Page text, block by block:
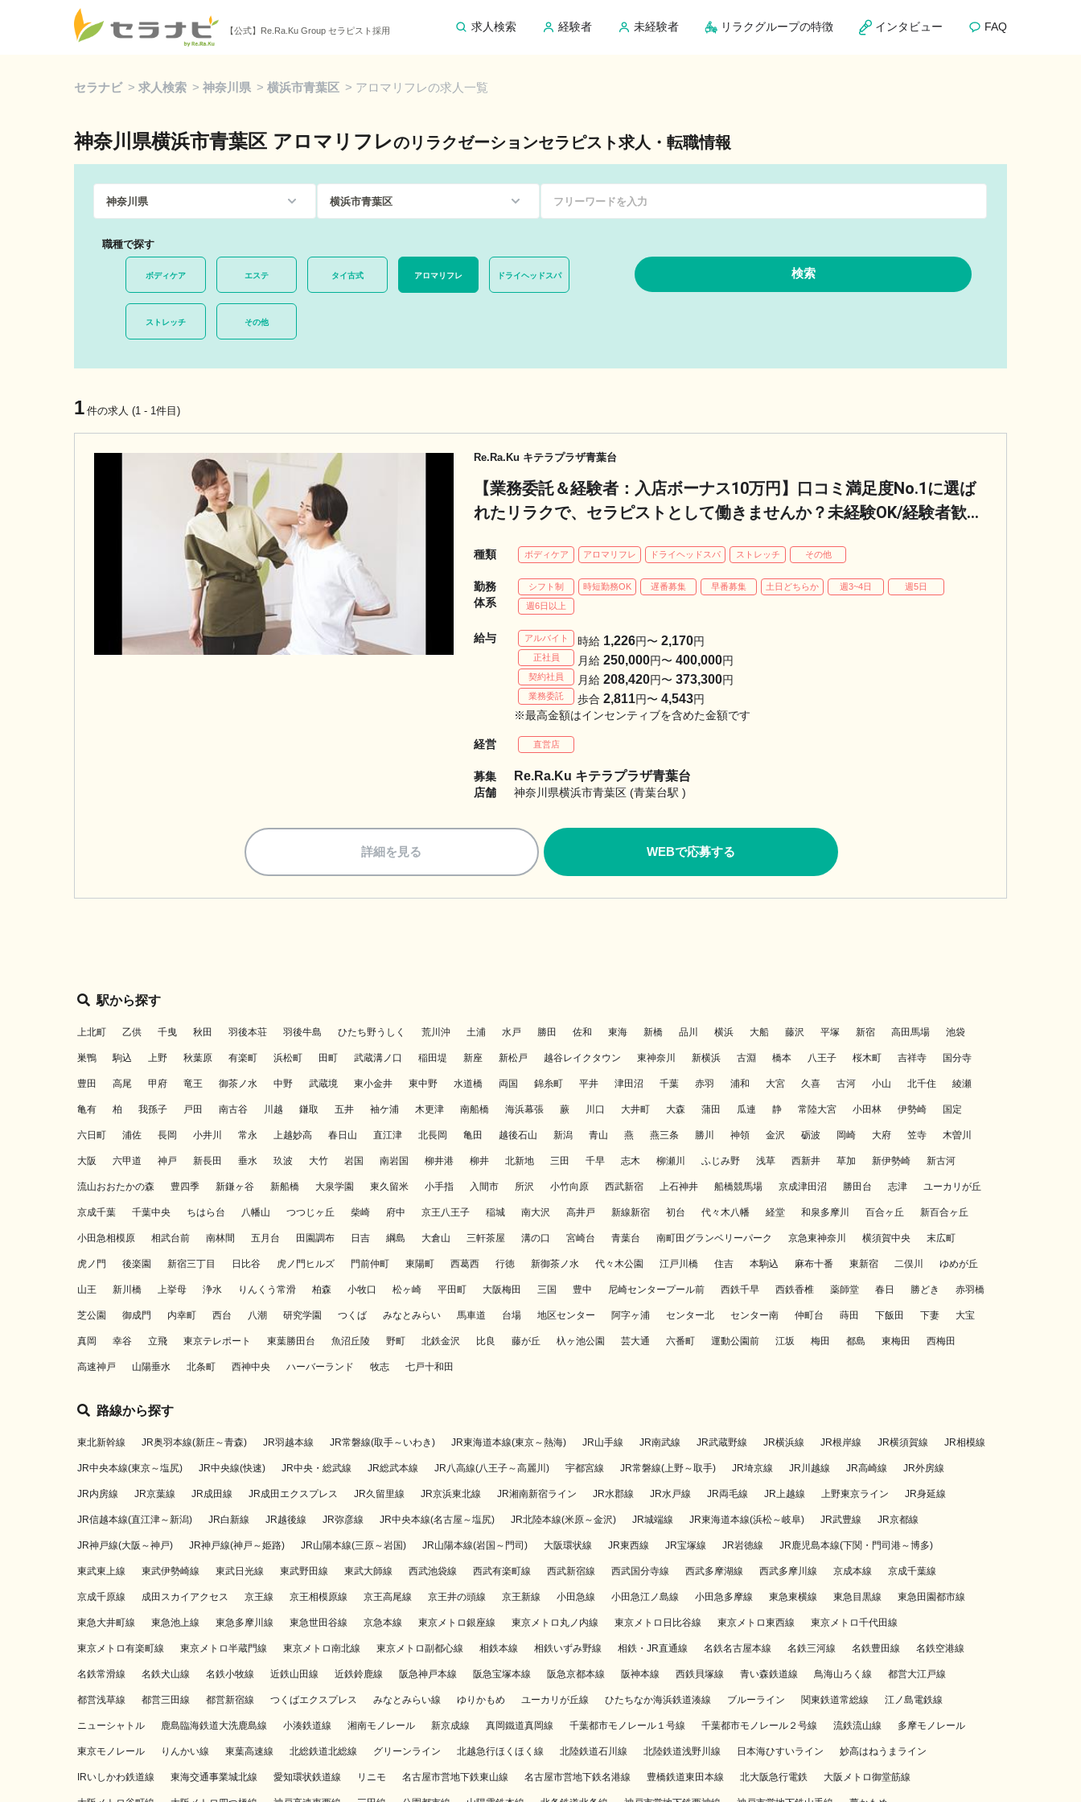
【公式】Re.Ra.Ku Group セラピスト採用 求人検索 経験者 未経験者 リラクグループの特徴 インタビュー FAQ
セラナビ > 求人検索 > 神奈川県 > 横浜市青葉区 > アロマリフレの求人一覧
神奈川県横浜市青葉区 アロマリフレのリラクゼーションセラピスト求人・転職情報
職種で探す
ボディケア エステ タイ古式 アロマリフレ ドライヘッドスパ
ストレッチ その他
1 件の求人 (1 - 1件目)
Re.Ra.Ku キテラプラザ青葉台
【業務委託＆経験者：入店ボーナス10万円】口コミ満足度No.1に選ば
れたリラクで、セラピストとして働きませんか？未経験OK/経験者歓
種類 ボディケア アロマリフレ ドライヘッドスパ ストレッチ その他
勤務
体系
シフト制 時短勤務OK 遅番募集 早番募集 土日どちらか 週3~4日
週5日
週6日以上
給与 アルバイト 時給 1,226円〜2,170円
正社員 月給250,000円〜400,000円
契約社員 月給208,420円〜373,300円
業務委託 歩合2,811円〜4,543円
※最高金額はインセンティブを含めた金額です
経営 直営店
募集
店舗
Re.Ra.Ku キテラプラザ青葉台
神奈川県横浜市青葉区 (青葉台駅 )
詳細を見る WEBで応募する
駅から探す
上北町 乙供 千曳 秋田 羽後本荘 羽後牛島 ひたち野うしく 荒川沖 土浦 水戸 勝田 佐和 東海 新橋 品川 横浜 大船 藤沢 平塚 新宿 高田馬場 池袋
巣鴨 駒込 上野 秋葉原 有楽町 浜松町 田町 武蔵溝ノ口 稲田堤 新座 新松戸 越谷レイクタウン 東神奈川 新横浜 古淵 橋本 八王子 桜木町 吉祥寺 国分寺
豊田 高尾 甲府 竜王 御茶ノ水 中野 武蔵境 東小金井 東中野 水道橋 両国 錦糸町 平井 津田沼 千葉 赤羽 浦和 大宮 久喜 古河 小山 北千住 綾瀬
亀有 柏 我孫子 戸田 南古谷 川越 鎌取 五井 袖ケ浦 木更津 南船橋 海浜幕張 蕨 川口 大井町 大森 蒲田 瓜連 静 常陸大宮 小田林 伊勢崎 国定
六日町 浦佐 長岡 小井川 常永 上越妙高 春日山 直江津 北長岡 亀田 越後石山 新潟 青山 燕 燕三条 勝川 神領 金沢 砺波 岡崎 大府 笠寺 木曽川
大阪 六甲道 神戸 新長田 垂水 玖波 大竹 岩国 南岩国 柳井港 柳井 北新地 三田 千早 志木 柳瀬川 ふじみ野 浅草 西新井 草加 新伊勢崎 新古河
流山おおたかの森 豊四季 新鎌ヶ谷 新船橋 大泉学園 東久留米 小手指 入間市 所沢 小竹向原 西武新宿 上石神井 船橋競馬場 京成津田沼 勝田台 志津 ユーカリが丘
京成千葉 千葉中央 ちはら台 八幡山 つつじヶ丘 柴崎 府中 京王八王子 稲城 南大沢 高井戸 新線新宿 初台 代々木八幡 経堂 和泉多摩川 百合ヶ丘 新百合ヶ丘
小田急相模原 相武台前 南林間 五月台 田園調布 日吉 綱島 大倉山 三軒茶屋 溝の口 宮崎台 青葉台 南町田グランベリーパーク 京急東神奈川 横須賀中央 末広町
虎ノ門 後楽園 新宿三丁目 日比谷 虎ノ門ヒルズ 門前仲町 東陽町 西葛西 行徳 新御茶ノ水 代々木公園 江戸川橋 住吉 本駒込 麻布十番 東新宿 二俣川 ゆめが丘
山王 新川橋 上挙母 浄水 りんくう常滑 柏森 小牧口 松ヶ崎 平田町 大阪梅田 三国 豊中 尼崎センタープール前 西鉄千早 西鉄香椎 薬師堂 春日 勝どき 赤羽橋
芝公園 御成門 内幸町 西台 八潮 研究学園 つくば みなとみらい 馬車道 台場 地区センター 阿字ヶ浦 センター北 センター南 仲町台 蒔田 下飯田 下妻 大宝
真岡 幸谷 立飛 東京テレポート 東葉勝田台 魚沼丘陵 野町 北鉄金沢 比良 藤が丘 杁ヶ池公園 芸大通 六番町 運動公園前 江坂 梅田 都島 東梅田 西梅田
高速神戸 山陽垂水 北条町 西神中央 ハーバーランド 牧志 七戸十和田
路線から探す
東北新幹線 JR奥羽本線(新庄～青森) JR羽越本線 JR常磐線(取手～いわき) JR東海道本線(東京～熱海) JR山手線 JR南武線 JR武蔵野線 JR横浜線 JR根岸線 JR横須賀線 JR相模線
JR中央本線(東京～塩尻) JR中央線(快速) JR中央・総武線 JR総武本線 JR八高線(八王子～高麗川) 宇都宮線 JR常磐線(上野～取手) JR埼京線 JR川越線 JR高崎線 JR外房線
JR内房線 JR京葉線 JR成田線 JR成田エクスプレス JR久留里線 JR京浜東北線 JR湘南新宿ライン JR水郡線 JR水戸線 JR両毛線 JR上越線 上野東京ライン JR身延線
JR信越本線(直江津～新潟) JR白新線 JR越後線 JR弥彦線 JR中央本線(名古屋～塩尻) JR北陸本線(米原～金沢) JR城端線 JR東海道本線(浜松～岐阜) JR武豊線 JR京都線
JR神戸線(大阪～神戸) JR神戸線(神戸～姫路) JR山陽本線(三原～岩国) JR山陽本線(岩国～門司) 大阪環状線 JR東西線 JR宝塚線 JR岩徳線 JR鹿児島本線(下関・門司港～博多)
東武東上線 東武伊勢崎線 東武日光線 東武野田線 東武大師線 西武池袋線 西武有楽町線 西武新宿線 西武国分寺線 西武多摩湖線 西武多摩川線 京成本線 京成千葉線
京成千原線 成田スカイアクセス 京王線 京王相模原線 京王高尾線 京王井の頭線 京王新線 小田急線 小田急江ノ島線 小田急多摩線 東急東横線 東急目黒線 東急田園都市線
東急大井町線 東急池上線 東急多摩川線 東急世田谷線 京急本線 東京メトロ銀座線 東京メトロ丸ノ内線 東京メトロ日比谷線 東京メトロ東西線 東京メトロ千代田線
東京メトロ有楽町線 東京メトロ半蔵門線 東京メトロ南北線 東京メトロ副都心線 相鉄本線 相鉄いずみ野線 相鉄・JR直通線 名鉄名古屋本線 名鉄三河線 名鉄豊田線 名鉄空港線
名鉄常滑線 名鉄犬山線 名鉄小牧線 近鉄山田線 近鉄鈴鹿線 阪急神戸本線 阪急宝塚本線 阪急京都本線 阪神本線 西鉄貝塚線 青い森鉄道線 鳥海山ろく線 都営大江戸線
都営浅草線 都営三田線 都営新宿線 つくばエクスプレス みなとみらい線 ゆりかもめ ユーカリが丘線 ひたちなか海浜鉄道湊線 ブルーライン 関東鉄道常総線 江ノ島電鉄線
ニューシャトル 鹿島臨海鉄道大洗鹿島線 小湊鉄道線 湘南モノレール 新京成線 真岡鐵道真岡線 千葉都市モノレール１号線 千葉都市モノレール２号線 流鉄流山線 多摩モノレール
東京モノレール りんかい線 東葉高速線 北総鉄道北総線 グリーンライン 北越急行ほくほく線 北陸鉄道石川線 北陸鉄道浅野川線 日本海ひすいライン 妙高はねうまライン
IRいしかわ鉄道線 東海交通事業城北線 愛知環状鉄道線 リニモ 名古屋市営地下鉄東山線 名古屋市営地下鉄名港線 豊橋鉄道東田本線 北大阪急行電鉄 大阪メトロ御堂筋線